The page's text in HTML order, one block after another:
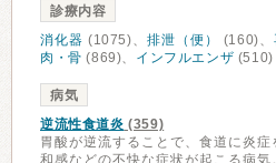
診療内容
消化器 (1075)、 排泄（便） (160)、
肉・骨 (869)、 インフルエンザ (510)
病気
逆流性食道炎 (359)
胃酸が逆流することで、食道に炎
和感などの不快な症状が起こる病